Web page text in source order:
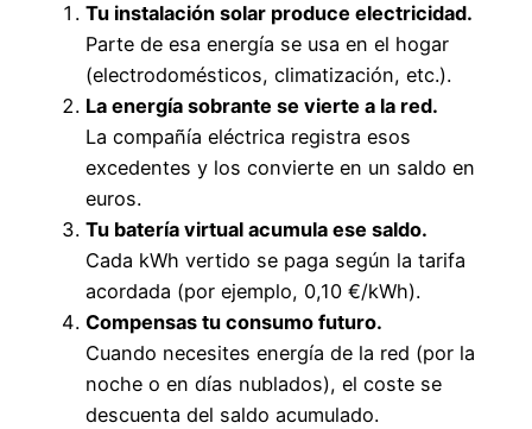
Tu instalación solar produce electricidad.
Parte de esa energía se usa en el hogar
(electrodomésticos, climatización, etc.).
La energía sobrante se vierte a la red.
La compañía eléctrica registra esos
excedentes y los convierte en un saldo en
euros.
Tu batería virtual acumula ese saldo.
Cada kWh vertido se paga según la tarifa
acordada (por ejemplo, 0,10 €/kWh).
Compensas tu consumo futuro.
Cuando necesites energía de la red (por la
noche o en días nublados), el coste se
descuenta del saldo acumulado.